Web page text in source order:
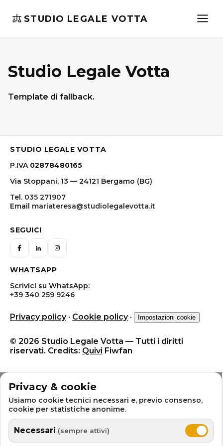
STUDIO LEGALE VOTTA
Studio Legale Votta
Template di fallback.
STUDIO LEGALE VOTTA
P.IVA 02878480165
Via Stoppani, 13 — 24121 Bergamo (BG)
Tel. 035 271907
Email mariateresa@studiolegalevotta.it
SEGUICI
WHATSAPP
Scrivici su WhatsApp:
+39 340 259 9246
Privacy policy · Cookie policy · Impostazioni cookie
© 2026 Studio Legale Votta — Tutti i diritti
riservati. Credits: Quivi Fiwfan
Privacy & cookie
Usiamo cookie tecnici necessari e, previo consenso,
cookie per statistiche anonime.
Necessari (sempre attivi)